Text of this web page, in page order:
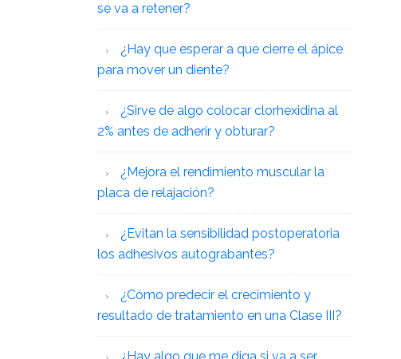
se va a retener?
¿Hay que esperar a que cierre el ápice
para mover un diente?
¿Sirve de algo colocar clorhexidina al
2% antes de adherir y obturar?
¿Mejora el rendimiento muscular la
placa de relajación?
¿Evitan la sensibilidad postoperatoria
los adhesivos autograbantes?
¿Cómo predecir el crecimiento y
resultado de tratamiento en una Clase III?